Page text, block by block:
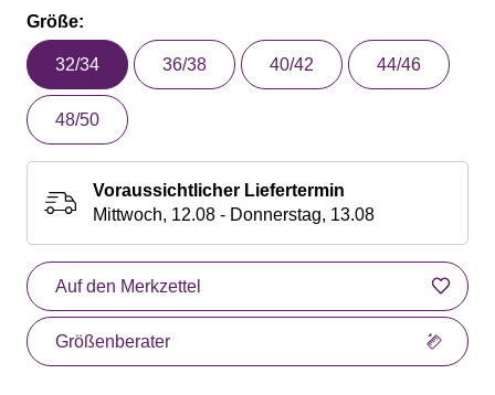
Größe:
32/34 36/38 40/42 44/46
48/50
Voraussichtlicher Liefertermin
Mittwoch, 12.08 - Donnerstag, 13.08
Auf den Merkzettel
Größenberater